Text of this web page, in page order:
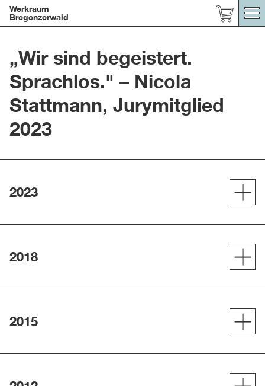
Werkraum
Bregenzerwald
„Wir sind begeistert.
Sprachlos." – Nicola
Stattmann, Jurymitglied
2023
2023
2018
2015